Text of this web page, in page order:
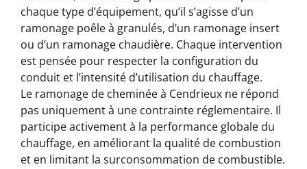
chaque type d’équipement, qu’il s’agisse d’un
ramonage poêle à granulés, d’un ramonage insert
ou d’un ramonage chaudière. Chaque intervention
est pensée pour respecter la configuration du
conduit et l’intensité d’utilisation du chauffage.
Le ramonage de cheminée à Cendrieux ne répond
pas uniquement à une contrainte réglementaire. Il
participe activement à la performance globale du
chauffage, en améliorant la qualité de combustion
et en limitant la surconsommation de combustible.